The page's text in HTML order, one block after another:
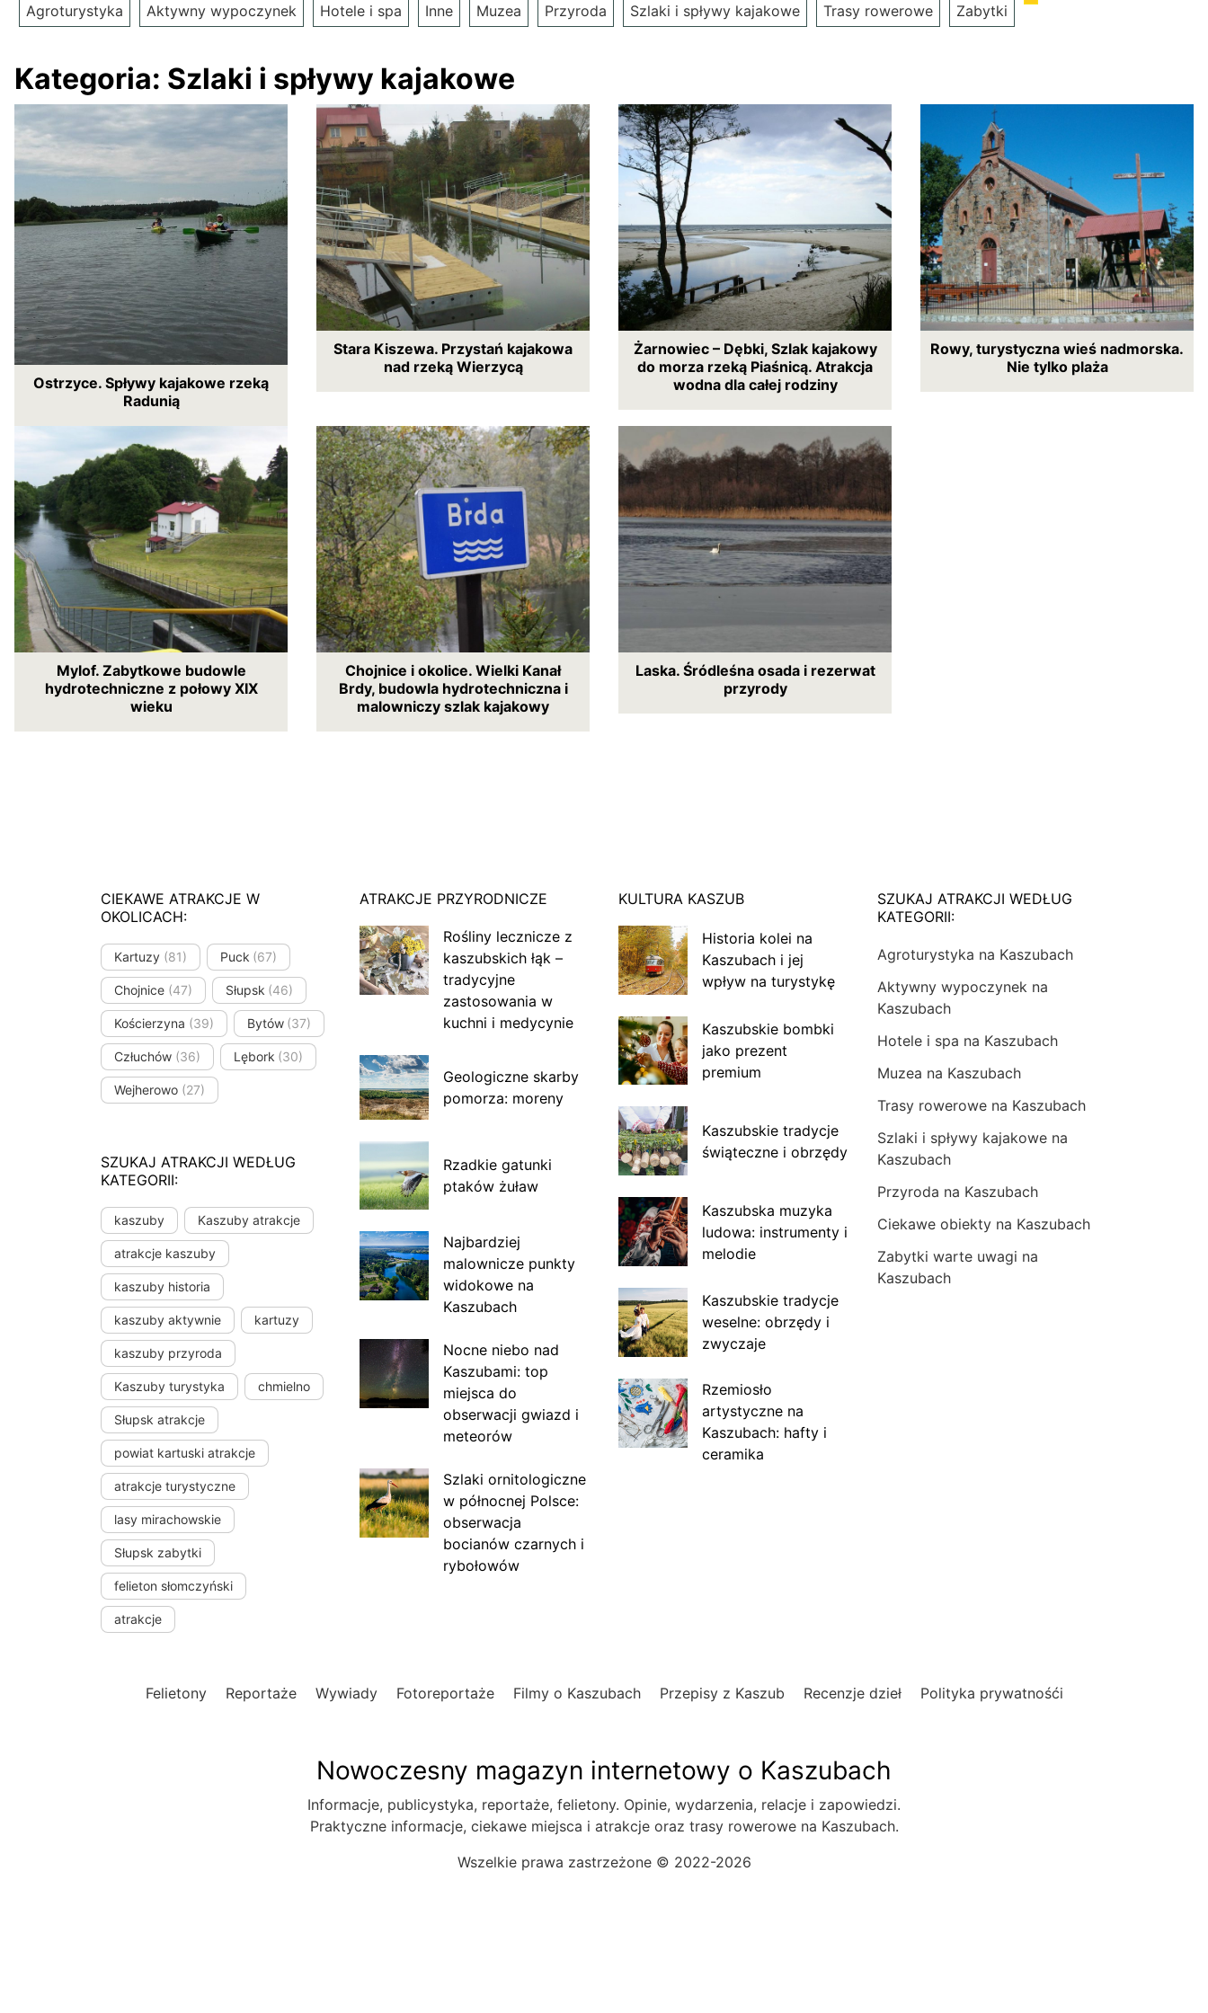
Agroturystyka Aktywny wypoczynek Hotele i spa Inne Muzea Przyroda Szlaki i spływy kajakowe Trasy rowerowe Zabytki
Kategoria: Szlaki i spływy kajakowe
Ostrzyce. Spływy kajakowe rzeką
Radunią
Stara Kiszewa. Przystań kajakowa
nad rzeką Wierzycą
Żarnowiec – Dębki, Szlak kajakowy
do morza rzeką Piaśnicą. Atrakcja
wodna dla całej rodziny
Rowy, turystyczna wieś nadmorska.
Nie tylko plaża
Mylof. Zabytkowe budowle
hydrotechniczne z połowy XIX
wieku
Chojnice i okolice. Wielki Kanał
Brdy, budowla hydrotechniczna i
malowniczy szlak kajakowy
Laska. Śródleśna osada i rezerwat
przyrody
CIEKAWE ATRAKCJE W
OKOLICACH:
Kartuzy (81) Puck (67)
Chojnice (47) Słupsk (46)
Kościerzyna (39) Bytów (37)
Człuchów (36) Lębork (30)
Wejherowo (27)
SZUKAJ ATRAKCJI WEDŁUG
KATEGORII:
kaszuby Kaszuby atrakcje
atrakcje kaszuby
kaszuby historia
kaszuby aktywnie kartuzy
kaszuby przyroda
Kaszuby turystyka chmielno
Słupsk atrakcje
powiat kartuski atrakcje
atrakcje turystyczne
lasy mirachowskie
Słupsk zabytki
felieton słomczyński
atrakcje
ATRAKCJE PRZYRODNICZE
Rośliny lecznicze z
kaszubskich łąk –
tradycyjne
zastosowania w
kuchni i medycynie
Geologiczne skarby
pomorza: moreny
Rzadkie gatunki
ptaków żuław
Najbardziej
malownicze punkty
widokowe na
Kaszubach
Nocne niebo nad
Kaszubami: top
miejsca do
obserwacji gwiazd i
meteorów
Szlaki ornitologiczne
w północnej Polsce:
obserwacja
bocianów czarnych i
rybołowów
KULTURA KASZUB
Historia kolei na
Kaszubach i jej
wpływ na turystykę
Kaszubskie bombki
jako prezent
premium
Kaszubskie tradycje
świąteczne i obrzędy
Kaszubska muzyka
ludowa: instrumenty i
melodie
Kaszubskie tradycje
weselne: obrzędy i
zwyczaje
Rzemiosło
artystyczne na
Kaszubach: hafty i
ceramika
SZUKAJ ATRAKCJI WEDŁUG
KATEGORII:
Agroturystyka na Kaszubach
Aktywny wypoczynek na
Kaszubach
Hotele i spa na Kaszubach
Muzea na Kaszubach
Trasy rowerowe na Kaszubach
Szlaki i spływy kajakowe na
Kaszubach
Przyroda na Kaszubach
Ciekawe obiekty na Kaszubach
Zabytki warte uwagi na
Kaszubach
Felietony Reportaże Wywiady Fotoreportaże Filmy o Kaszubach Przepisy z Kaszub Recenzje dzieł Polityka prywatnośći
Nowoczesny magazyn internetowy o Kaszubach
Informacje, publicystyka, reportaże, felietony. Opinie, wydarzenia, relacje i zapowiedzi.
Praktyczne informacje, ciekawe miejsca i atrakcje oraz trasy rowerowe na Kaszubach.
Wszelkie prawa zastrzeżone © 2022-2026